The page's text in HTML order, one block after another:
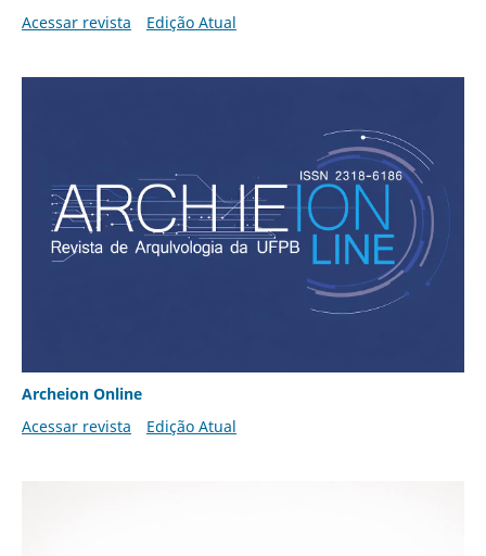
Acessar revista
Edição Atual
Archeion Online
Acessar revista
Edição Atual